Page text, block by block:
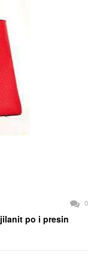
0
po i presin